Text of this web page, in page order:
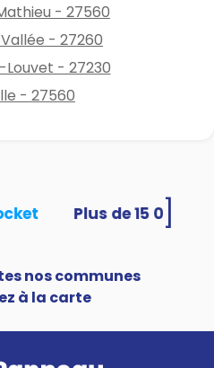
- 27560
- 27260
- 27230
- 27560
nos communes
à la carte